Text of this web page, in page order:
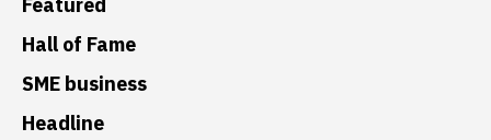
Hall of Fame
SME business
Headline